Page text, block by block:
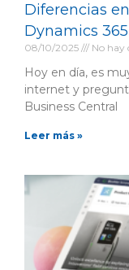
Diferencias
Dynamics
08/10/2025 No hay
Hoy en día, es
internet y
Business Central
Leer más »